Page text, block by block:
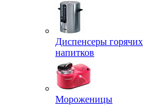
Диспенсеры горячих
напитков
Мороженицы